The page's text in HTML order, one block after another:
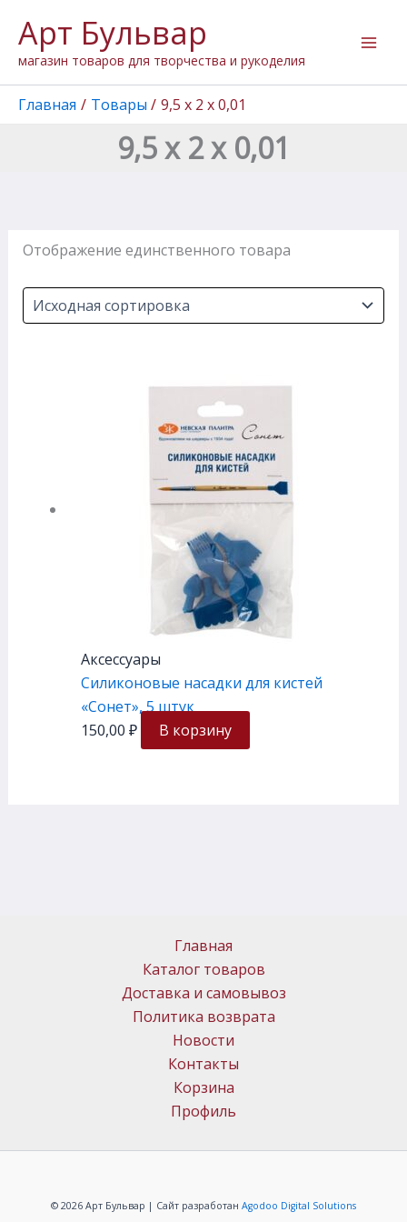
содержимому
Арт Бульвар
магазин товаров для творчества и рукоделия
Главная Товары 9,5 х 2 х 0,01
9,5 х 2 х 0,01
Отображение единственного товара
Аксессуары
Силиконовые насадки для кистей
«Сонет», 5 штук
150,00 ₽ В корзину
Главная
Каталог товаров
Доставка и самовывоз
Политика возврата
Новости
Контакты
Корзина
Профиль
© 2026 Арт Бульвар | Сайт разработан Agodoo Digital Solutions